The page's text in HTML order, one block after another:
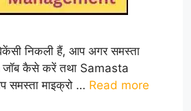
निकली हैं, आप अगर समस्ता
जॉब कैसे करें तथा Samasta
समस्ता माइक्रो … Read more